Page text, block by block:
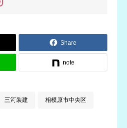
Share
note
三河装建 相模原市中央区